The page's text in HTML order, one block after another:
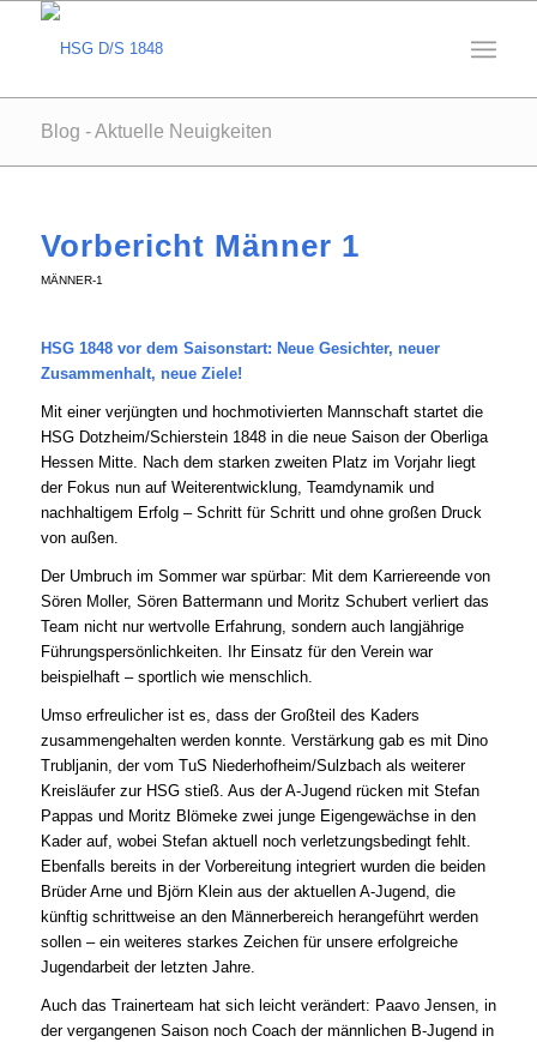
Blog - Aktuelle Neuigkeiten
Vorbericht Männer 1
MÄNNER-1
HSG 1848 vor dem Saisonstart: Neue Gesichter, neuer
Zusammenhalt, neue Ziele!
Mit einer verjüngten und hochmotivierten Mannschaft startet die
HSG Dotzheim/Schierstein 1848 in die neue Saison der Oberliga
Hessen Mitte. Nach dem starken zweiten Platz im Vorjahr liegt
der Fokus nun auf Weiterentwicklung, Teamdynamik und
nachhaltigem Erfolg – Schritt für Schritt und ohne großen Druck
von außen.
Der Umbruch im Sommer war spürbar: Mit dem Karriereende von
Sören Moller, Sören Battermann und Moritz Schubert verliert das
Team nicht nur wertvolle Erfahrung, sondern auch langjährige
Führungspersönlichkeiten. Ihr Einsatz für den Verein war
beispielhaft – sportlich wie menschlich.
Umso erfreulicher ist es, dass der Großteil des Kaders
zusammengehalten werden konnte. Verstärkung gab es mit Dino
Trubljanin, der vom TuS Niederhofheim/Sulzbach als weiterer
Kreisläufer zur HSG stieß. Aus der A-Jugend rücken mit Stefan
Pappas und Moritz Blömeke zwei junge Eigengewächse in den
Kader auf, wobei Stefan aktuell noch verletzungsbedingt fehlt.
Ebenfalls bereits in der Vorbereitung integriert wurden die beiden
Brüder Arne und Björn Klein aus der aktuellen A-Jugend, die
künftig schrittweise an den Männerbereich herangeführt werden
sollen – ein weiteres starkes Zeichen für unsere erfolgreiche
Jugendarbeit der letzten Jahre.
Auch das Trainerteam hat sich leicht verändert: Paavo Jensen, in
der vergangenen Saison noch Coach der männlichen B-Jugend in